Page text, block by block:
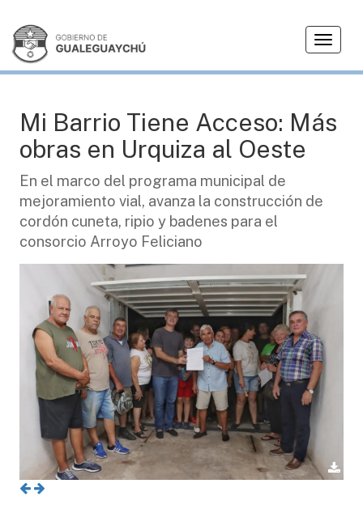
T
g
e
CIUDAD
Mi Barrio Tiene Acceso: Más
obras en Urquiza al Oeste
En el marco del programa municipal de
mejoramiento vial, avanza la construcción de
cordón cuneta, ripio y badenes para el
consorcio Arroyo Feliciano